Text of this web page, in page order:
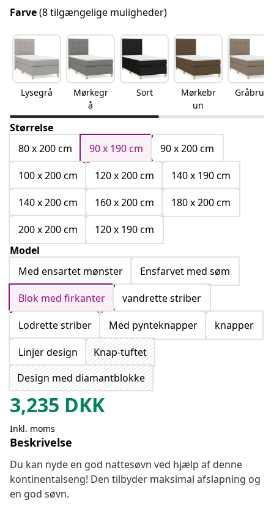
Farve(8 tilgængelige muligheder)
Lysegrå
Mørkegr
å
Sort
Mørkebr
un
Gråbrun
Størrelse
80 x 200 cm
90 x 190 cm
90 x 200 cm
100 x 200 cm
120 x 200 cm
140 x 190 cm
140 x 200 cm
160 x 200 cm
180 x 200 cm
200 x 200 cm
120 x 190 cm
Model
Med ensartet mønster
Ensfarvet med søm
Blok med firkanter
vandrette striber
Lodrette striber
Med pynteknapper
knapper
Linjer design
Knap-tuftet
Design med diamantblokke
3,235 DKK
Inkl. moms
Beskrivelse
Du kan nyde en god nattesøvn ved hjælp af denne
kontinentalseng! Den tilbyder maksimal afslapning og
en god søvn.